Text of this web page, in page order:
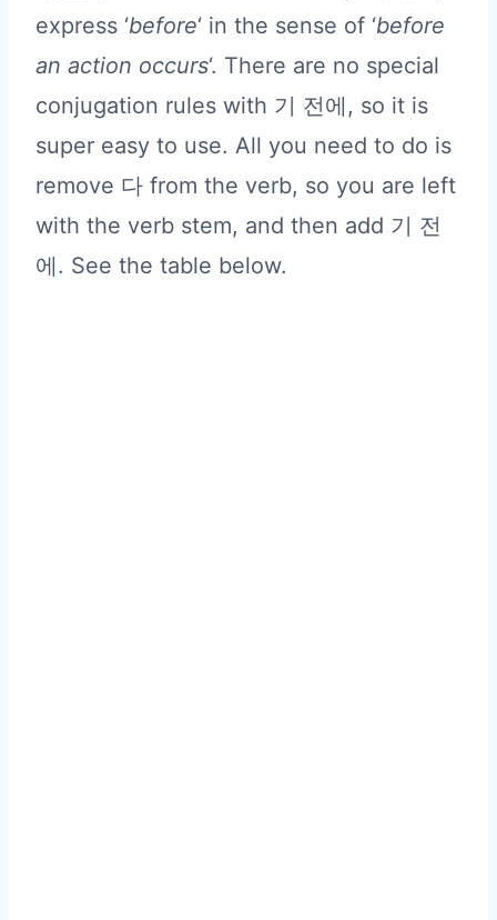
express ‘before‘ in the sense of ‘before
an action occurs‘. There are no special
conjugation rules with 기 전에, so it is
super easy to use. All you need to do is
remove 다 from the verb, so you are left
with the verb stem, and then add 기 전
에. See the table below.